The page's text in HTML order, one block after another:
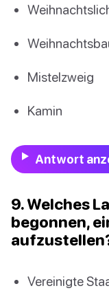
Mistelzweig
Kamin
Antwort
9. Welches
begonnen,
Vereinigte